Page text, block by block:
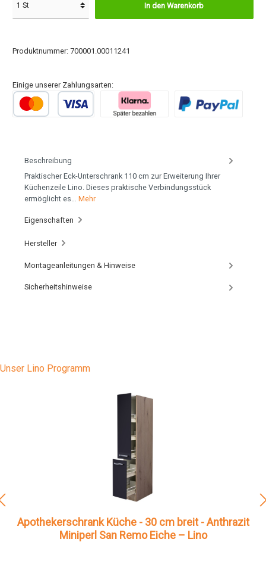
In den Warenkorb
Produktnummer: 700001.00011241
Einige unserer Zahlungsarten:
Beschreibung
Praktischer Eck-Unterschrank 110 cm zur Erweiterung Ihrer
Küchenzeile Lino. Dieses praktische Verbindungsstück
ermöglicht es… Mehr
Eigenschaften
Hersteller
Montageanleitungen & Hinweise
Sicherheitshinweise
Unser Lino Programm
Apothekerschrank Küche - 30 cm breit - Anthrazit
Miniperl San Remo Eiche – Lino